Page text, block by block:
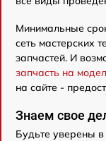
Минимальные
сеть мастерских
запчастей. И
запчасть на
на сайте -
Знаем свое
Будьте уверены